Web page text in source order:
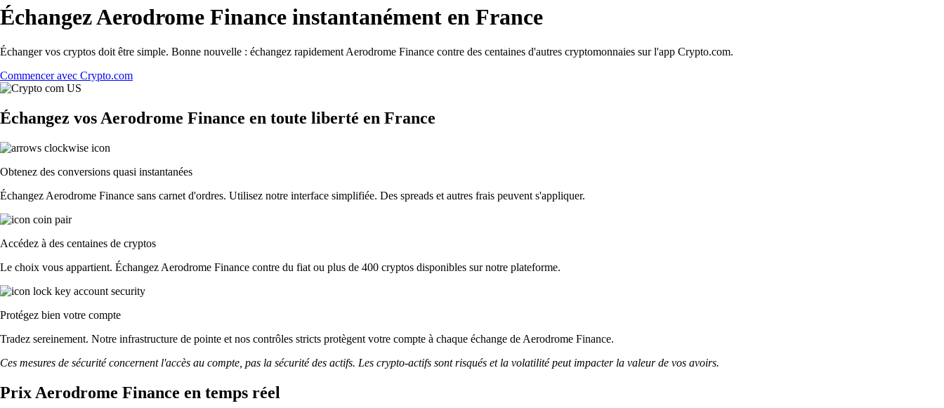
Échangez Aerodrome Finance instantanément en France
Échanger vos cryptos doit être simple. Bonne nouvelle : échangez rapidement Aerodrome Finance contre des centaines d'autres cryptomonnaies sur l'app Crypto.com.
Commencer avec Crypto.com
Échangez vos Aerodrome Finance en toute liberté en France
Obtenez des conversions quasi instantanées
Échangez Aerodrome Finance sans carnet d'ordres. Utilisez notre interface simplifiée. Des spreads et autres frais peuvent s'appliquer.
Accédez à des centaines de cryptos
Le choix vous appartient. Échangez Aerodrome Finance contre du fiat ou plus de 400 cryptos disponibles sur notre plateforme.
Protégez bien votre compte
Tradez sereinement. Notre infrastructure de pointe et nos contrôles stricts protègent votre compte à chaque échange de Aerodrome Finance.
Ces mesures de sécurité concernent l'accès au compte, pas la sécurité des actifs. Les crypto-actifs sont risqués et la volatilité peut impacter la valeur de vos avoirs.
Prix Aerodrome Finance en temps réel